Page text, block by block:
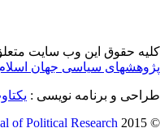
حقوق این وب سایت متعلق
سیاسی جهان اسلام
و برنامه نویسی :
©
of Political Research